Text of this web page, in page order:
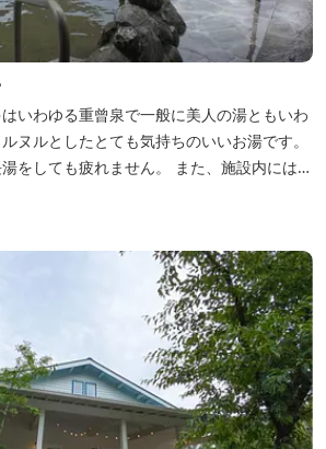
いわゆる重曾泉で一般に美人の湯ともいわ
ヌルとしたとても気持ちのいいお湯です。
疲れません。 また、施設内にはオ
ャンプ場、テニスコート、水遊び場（夏季
ン作りの体験できる工房などがあります。